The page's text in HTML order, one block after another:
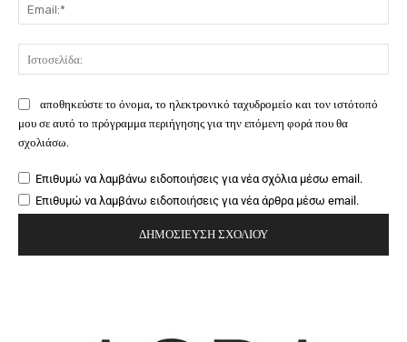
αποθηκεύστε το όνομα, το ηλεκτρονικό ταχυδρομείο και τον ιστότοπό
μου σε αυτό το πρόγραμμα περιήγησης για την επόμενη φορά που θα
σχολιάσω.
Επιθυμώ να λαμβάνω ειδοποιήσεις για νέα σχόλια μέσω email.
Επιθυμώ να λαμβάνω ειδοποιήσεις για νέα άρθρα μέσω email.